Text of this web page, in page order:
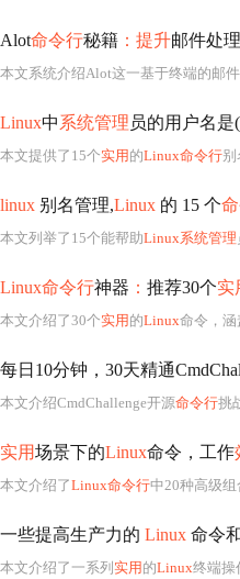
Alot命令行秘籍 ：提升邮件处理
本文系统介绍Alot这一基于终端的邮
Linux中系统管理 员的用户名是
本文提供了15个实用 的Linux命令行别
linux 别名管理,Linux 的 15 个
本文列举了15个能帮助Linux系统管理
Linux命令行神器 ： 推荐30个实
本文介绍了30个实用 的Linux命令，涵盖文
每日10分钟，30天精通
本文介绍CmdChallenge开源命令行挑战
实用场景下的Linux命令，工作
本文介绍了Linux命令行中20种高级组合
一些提高生产力的 Linux 命令
本文介绍了一系列 实用 的Linux终端操